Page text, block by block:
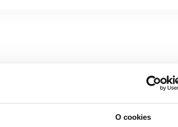
O cookies